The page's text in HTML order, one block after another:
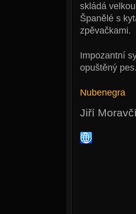
skládá
Španělé s
zpěvačkami.
Impozantní
opuštěný
Nubenegra
Jiří